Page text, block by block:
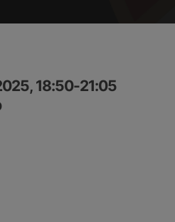
18:50-21:05